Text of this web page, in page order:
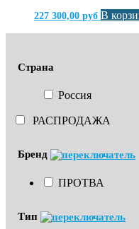
227 300,00 руб В
Страна
Россия
РАСПРОДАЖА
Бренд
ПРОТВА
Тип